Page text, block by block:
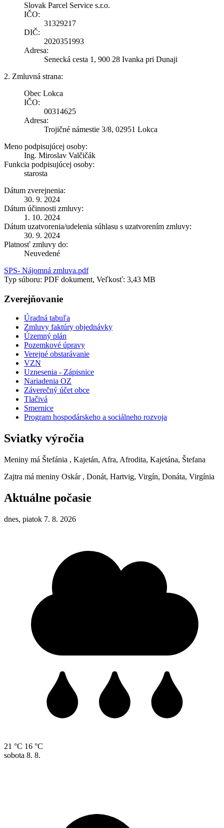
Slovak Parcel Service s.r.o.
IČO:
31329217
DIČ:
2020351993
Adresa:
Senecká cesta 1, 900 28 Ivanka pri Dunaji
2. Zmluvná strana:
Obec Lokca
IČO:
00314625
Adresa:
Trojičné námestie 3/8, 02951 Lokca
Meno podpisujúcej osoby:
Ing. Miroslav Valčičák
Funkcia podpisujúcej osoby:
starosta
Dátum zverejnenia:
30. 9. 2024
Dátum účinnosti zmluvy:
1. 10. 2024
Dátum uzatvorenia/udelenia súhlasu s uzatvorením zmluvy:
30. 9. 2024
Platnosť zmluvy do:
Neuvedené
SPS- Nájomná zmluva.pdf
Typ súboru: PDF dokument, Veľkosť: 3,43 MB
Zverejňovanie
Úradná tabuľa
Zmluvy faktúry objednávky
Územný plán
Pozemkové úpravy
Verejné obstarávanie
VZN
Uznesenia - Zápisnice
Nariadenia OZ
Záverečný účet obce
Tlačivá
Smernice
Program hospodárskeho a sociálneho rozvoja
Sviatky výročia
Meniny má Štefánia , Kajetán, Afra, Afrodita, Kajetána, Štefana
Zajtra má meniny Oskár , Donát, Hartvig, Virgín, Donáta, Virgínia
Aktuálne počasie
dnes, piatok 7. 8. 2026
21 °C 16 °C
sobota 8. 8.